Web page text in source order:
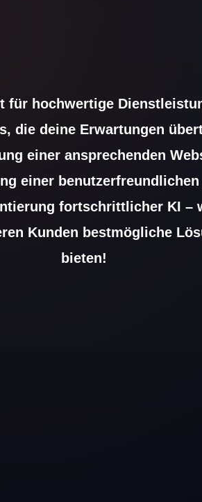
für hochwertige
die deine Erwartungen
einer ansprechenden
einer
fortschrittlicher KI –
Kunden bestmögliche
bieten!